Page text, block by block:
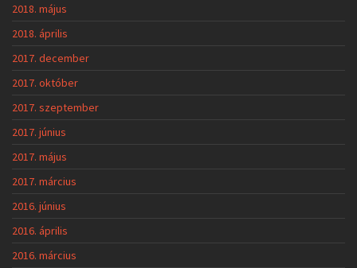
2018. május
2018. április
2017. december
2017. október
2017. szeptember
2017. június
2017. május
2017. március
2016. június
2016. április
2016. március